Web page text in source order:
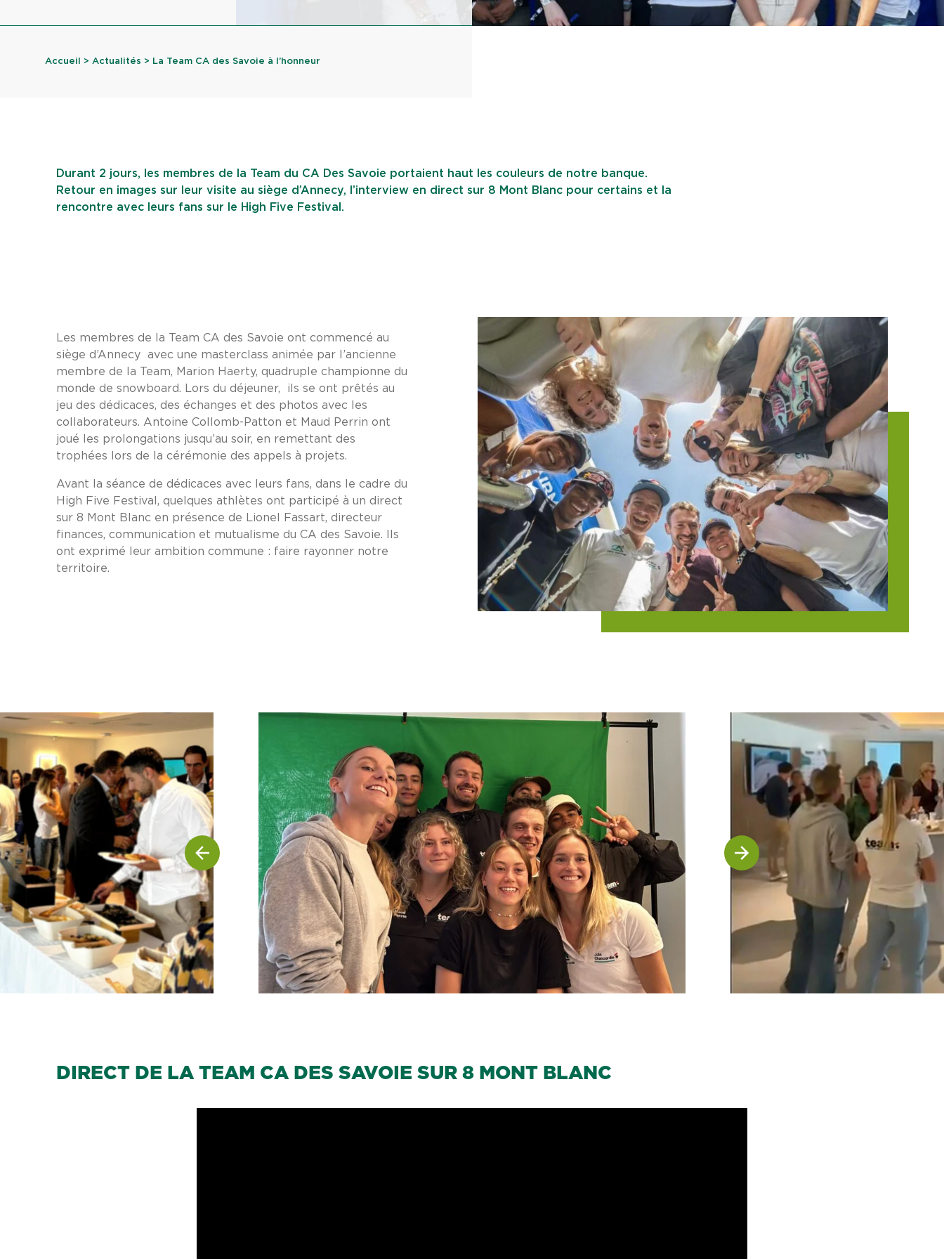
Accueil > Actualités > La Team CA des Savoie à l’honneur
Durant 2 jours, les membres de la Team du CA Des Savoie portaient haut les couleurs de notre banque.
Retour en images sur leur visite au siège d’Annecy, l’interview en direct sur 8 Mont Blanc pour certains et la
rencontre avec leurs fans sur le High Five Festival.
Les membres de la Team CA des Savoie ont commencé au
siège d’Annecy avec une masterclass animée par l’ancienne
membre de la Team, Marion Haerty, quadruple championne du
monde de snowboard. Lors du déjeuner, ils se ont prêtés au
jeu des dédicaces, des échanges et des photos avec les
collaborateurs. Antoine Collomb-Patton et Maud Perrin ont
joué les prolongations jusqu’au soir, en remettant des
trophées lors de la cérémonie des appels à projets.
Avant la séance de dédicaces avec leurs fans, dans le cadre du
High Five Festival, quelques athlètes ont participé à un direct
sur 8 Mont Blanc en présence de Lionel Fassart, directeur
finances, communication et mutualisme du CA des Savoie. Ils
ont exprimé leur ambition commune : faire rayonner notre
territoire.
DIRECT DE LA TEAM CA DES SAVOIE SUR 8 MONT BLANC